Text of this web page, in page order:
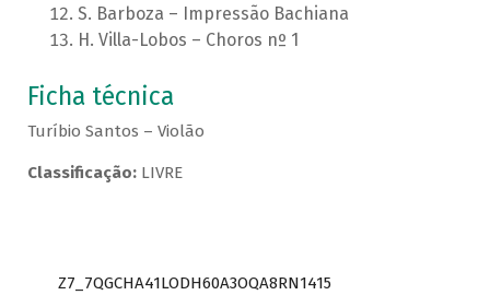
S. Barboza – Impressão Bachiana
H. Villa-Lobos – Choros nº 1
Ficha técnica
Turíbio Santos – Violão
Classificação:LIVRE
Z7_7QGCHA41LODH60A3OQA8RN1415